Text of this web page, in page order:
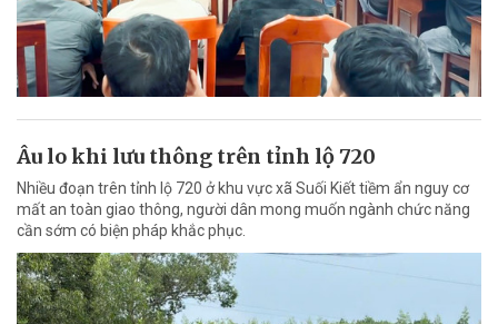
Âu lo khi lưu thông trên tỉnh lộ 720
Nhiều đoạn trên tỉnh lộ 720 ở khu vực xã Suối Kiết tiềm ẩn nguy cơ
mất an toàn giao thông, người dân mong muốn ngành chức năng
cần sớm có biện pháp khắc phục.